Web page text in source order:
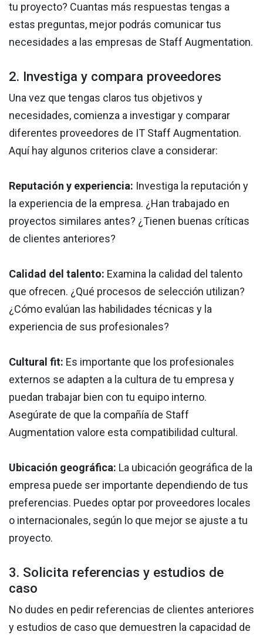
tu proyecto? Cuantas más respuestas tengas a
estas preguntas, mejor podrás comunicar tus
necesidades a las empresas de Staff Augmentation.
2. Investiga y compara proveedores
Una vez que tengas claros tus objetivos y
necesidades, comienza a investigar y comparar
diferentes proveedores de IT Staff Augmentation.
Aquí hay algunos criterios clave a considerar:
Reputación y experiencia: Investiga la reputación y
la experiencia de la empresa. ¿Han trabajado en
proyectos similares antes? ¿Tienen buenas críticas
de clientes anteriores?
Calidad del talento: Examina la calidad del talento
que ofrecen. ¿Qué procesos de selección utilizan?
¿Cómo evalúan las habilidades técnicas y la
experiencia de sus profesionales?
Cultural fit: Es importante que los profesionales
externos se adapten a la cultura de tu empresa y
puedan trabajar bien con tu equipo interno.
Asegúrate de que la compañía de Staff
Augmentation valore esta compatibilidad cultural.
Ubicación geográfica: La ubicación geográfica de la
empresa puede ser importante dependiendo de tus
preferencias. Puedes optar por proveedores locales
o internacionales, según lo que mejor se ajuste a tu
proyecto.
3. Solicita referencias y estudios de
caso
No dudes en pedir referencias de clientes anteriores
y estudios de caso que demuestren la capacidad de